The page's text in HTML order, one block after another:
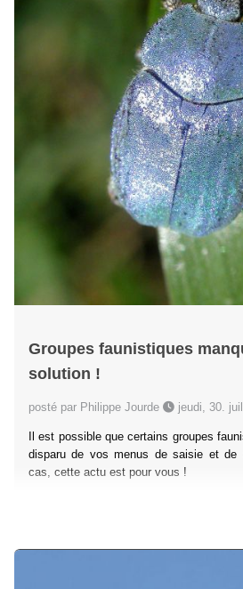
Groupes faunistiques
solution !
posté par Philippe Jourde jeudi, 30.
Il est possible que certains groupes
disparu de vos menus de saisie et de
cas, cette actu est pour vous !